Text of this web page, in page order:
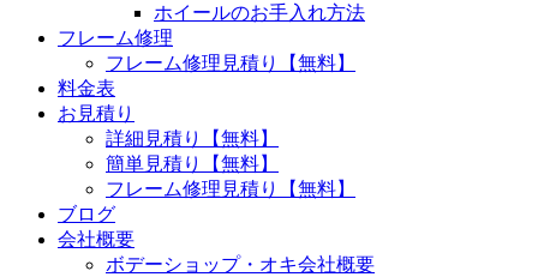
ホイールのお手入れ方法
フレーム修理
フレーム修理見積り【無料】
料金表
お見積り
詳細見積り【無料】
簡単見積り【無料】
フレーム修理見積り【無料】
ブログ
会社概要
ボデーショップ・オキ会社概要